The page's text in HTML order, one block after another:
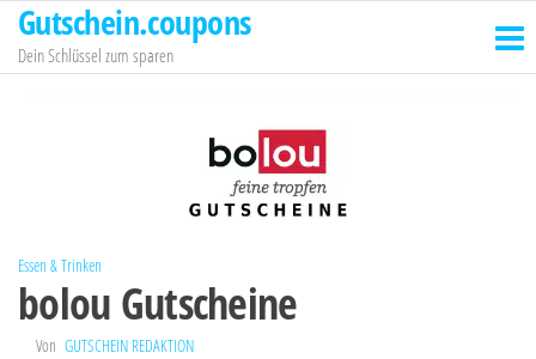
Zum
Inhalt
springen
Gutschein.coupons
Dein Schlüssel zum sparen
Essen & Trinken
bolou Gutscheine
Von GUTSCHEIN REDAKTION